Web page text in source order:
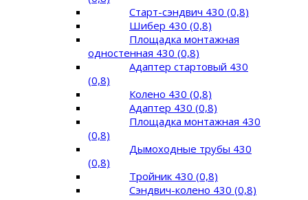
Старт-сэндвич 430 (0,8)
Шибер 430 (0,8)
Площадка монтажная
одностенная 430 (0,8)
Адаптер стартовый 430
(0,8)
Колено 430 (0,8)
Адаптер 430 (0,8)
Площадка монтажная 430
(0,8)
Дымоходные трубы 430
(0,8)
Тройник 430 (0,8)
Сэндвич-колено 430 (0,8)